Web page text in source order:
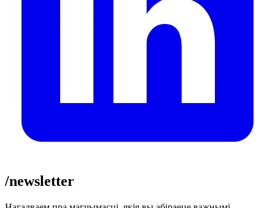
/newsletter